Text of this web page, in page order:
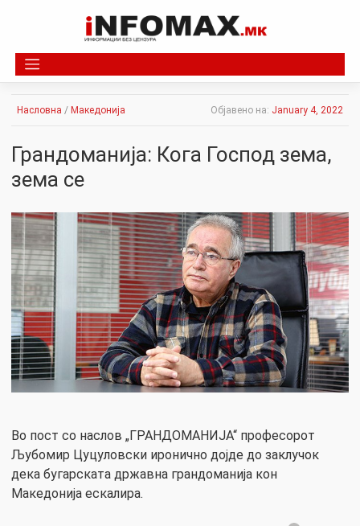
Насловна / Македонија Објавено на: January 4, 2022
Грандоманија: Кога Господ зема,
зема се
Во пост со наслов „ГРАНДОМАНИЈА“ професорот
Љубомир Цуцуловски иронично дојде до заклучок
дека бугарската државна грандоманија кон
Македонија ескалира.